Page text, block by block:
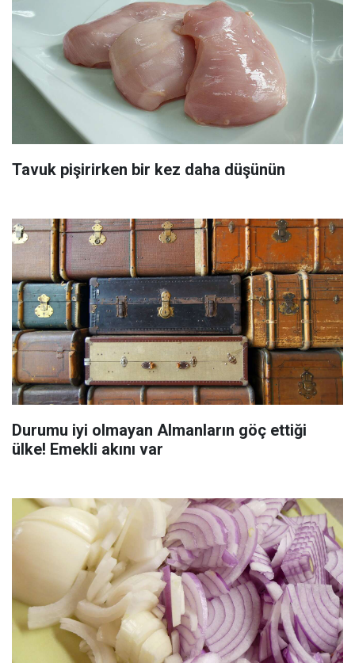
Tavuk pişirirken bir kez daha düşünün
Durumu iyi olmayan Almanların göç ettiği
ülke! Emekli akını var